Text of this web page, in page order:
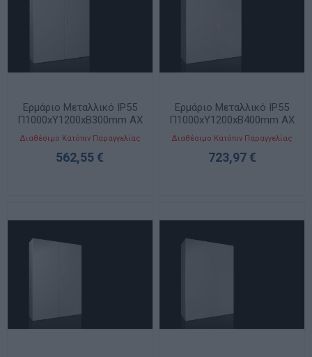
Ερμάριο Μεταλλικό IP55
Π1000xΥ1200xΒ300mm AX
με Δύο Πόρτες
Διαθέσιμο Κατόπιν Παραγγελίας
562,55 €
Ερμάριο Μεταλλικό IP55
Π1000xΥ1200xΒ400mm AX
με Δύο Πόρτες
Διαθέσιμο Κατόπιν Παραγγελίας
723,97 €